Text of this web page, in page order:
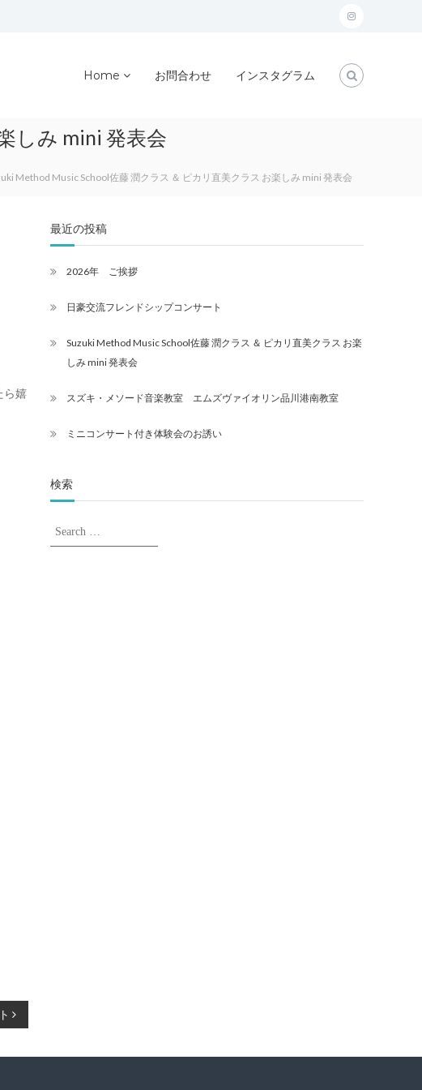
instagram
Home お問合わせ インスタグラム
しみ mini 発表会
Method Music School佐藤 潤クラス ＆ ピカリ直美クラス お楽しみ mini 発表会
ら嬉
最近の投稿
2026年 ご挨拶
日豪交流フレンドシップコンサート
Suzuki Method Music School佐藤 潤クラス ＆ ピカリ直美クラス お楽
しみ mini 発表会
スズキ・メソード音楽教室 エムズヴァイオリン品川港南教室
ミニコンサート付き体験会のお誘い
検索
Search